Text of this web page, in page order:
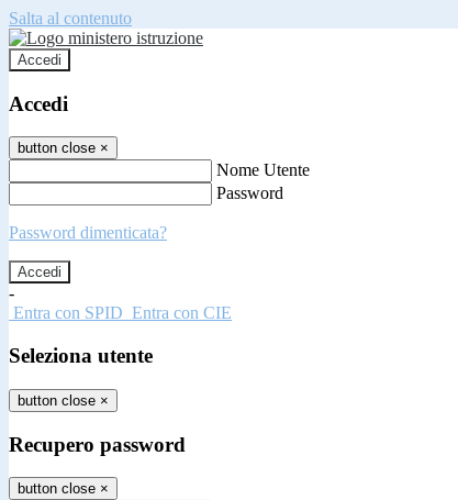
Salta al contenuto
Accedi
Accedi
button close ×
Nome Utente
Password
Password dimenticata?
-
Entra con SPID Entra con CIE
Seleziona utente
button close ×
Recupero password
button close ×